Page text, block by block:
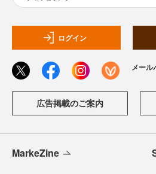
ログイン
メール
広告掲載のご案内
MarkeZine